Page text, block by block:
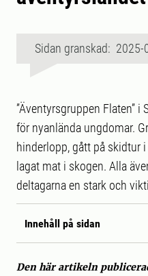
Sidan granskad: 2025-
”Äventyrsgruppen Flaten”
för nyanlända ungdomar.
hinderlopp, gått på skidtur
lagat mat i skogen. Alla
deltagarna en stark och
Innehåll på sidan
Den här artikeln